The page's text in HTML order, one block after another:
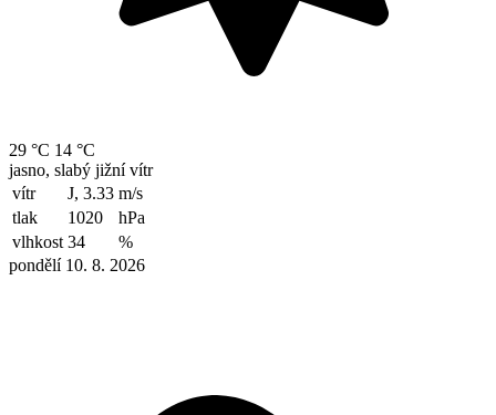
29 °C 14 °C
jasno, slabý jižní vítr
vítr
J, 3.33 m/s
tlak
1020
hPa
vlhkost 34
%
pondělí 10. 8. 2026